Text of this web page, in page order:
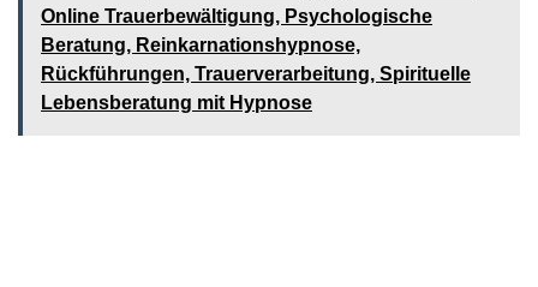
Online Trauerbewältigung, Psychologische
Beratung, Reinkarnationshypnose,
Rückführungen, Trauerverarbeitung, Spirituelle
Lebensberatung mit Hypnose